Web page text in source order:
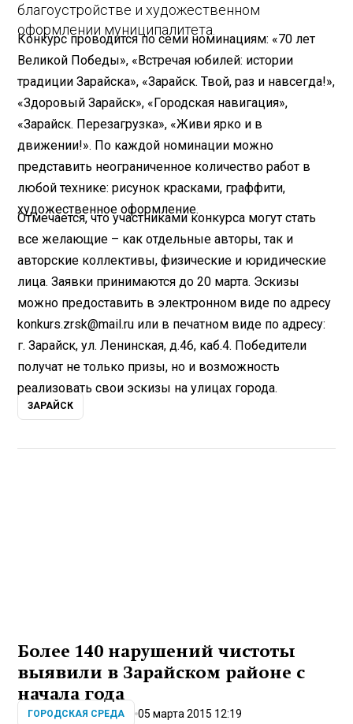
благоустройстве и художественном
оформлении муниципалитета.
Конкурс проводится по семи номинациям: «70 лет
Великой Победы», «Встречая юбилей: истории
традиции Зарайска», «Зарайск. Твой, раз и навсегда!»,
«Здоровый Зарайск», «Городская навигация»,
«Зарайск. Перезагрузка», «Живи ярко и в
движении!». По каждой номинации можно
представить неограниченное количество работ в
любой технике: рисунок красками, граффити,
художественное оформление.
Отмечается, что участниками конкурса могут стать
все желающие – как отдельные авторы, так и
авторские коллективы, физические и юридические
лица. Заявки принимаются до 20 марта. Эскизы
можно предоставить в электронном виде по адресу
konkurs.zrsk@mail.ru или в печатном виде по адресу:
г. Зарайск, ул. Ленинская, д.46, каб.4. Победители
получат не только призы, но и возможность
реализовать свои эскизы на улицах города.
ЗАРАЙСК
Более 140 нарушений чистоты
выявили в Зарайском районе с
начала года
ГОРОДСКАЯ СРЕДА 05 марта 2015 12:19